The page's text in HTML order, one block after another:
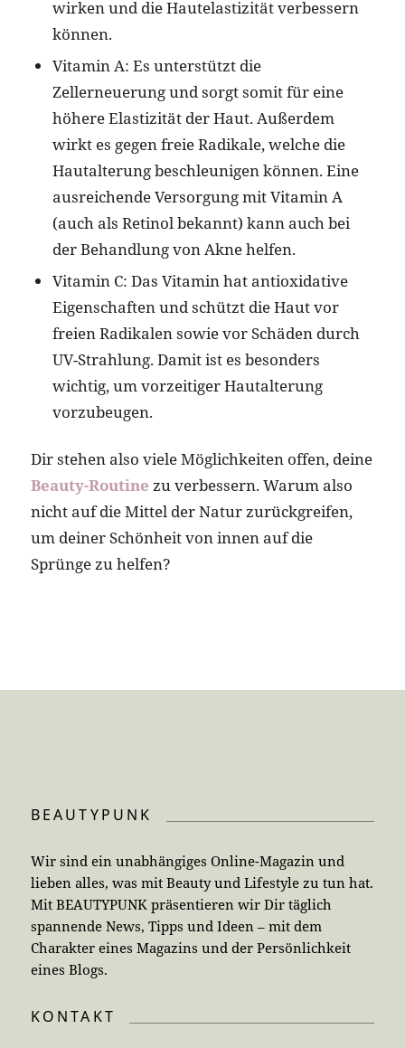
wirken und die Hautelastizität verbessern
können.
Vitamin A: Es unterstützt die
Zellerneuerung und sorgt somit für eine
höhere Elastizität der Haut. Außerdem
wirkt es gegen freie Radikale, welche die
Hautalterung beschleunigen können. Eine
ausreichende Versorgung mit Vitamin A
(auch als Retinol bekannt) kann auch bei
der Behandlung von Akne helfen.
Vitamin C: Das Vitamin hat antioxidative
Eigenschaften und schützt die Haut vor
freien Radikalen sowie vor Schäden durch
UV-Strahlung. Damit ist es besonders
wichtig, um vorzeitiger Hautalterung
vorzubeugen.
Dir stehen also viele Möglichkeiten offen, deine
Beauty-Routine zu verbessern. Warum also
nicht auf die Mittel der Natur zurückgreifen,
um deiner Schönheit von innen auf die
Sprünge zu helfen?
BEAUTYPUNK
Wir sind ein unabhängiges Online-Magazin und
lieben alles, was mit Beauty und Lifestyle zu tun hat.
Mit BEAUTYPUNK präsentieren wir Dir täglich
spannende News, Tipps und Ideen – mit dem
Charakter eines Magazins und der Persönlichkeit
eines Blogs.
KONTAKT